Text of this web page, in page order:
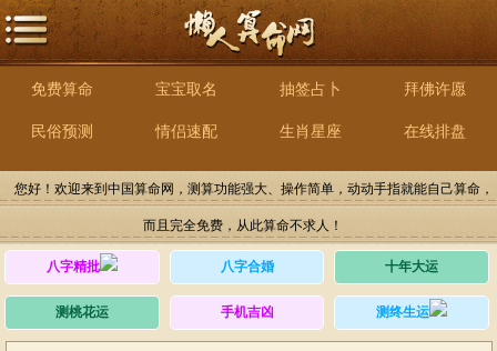
免费算命 宝宝取名 抽签占卜 拜佛许愿
民俗预测 情侣速配 生肖星座 在线排盘
您好！欢迎来到中国算命网，测算功能强大、操作简单，动动手指就能自己算命，
而且完全免费，从此算命不求人！
八字精批 八字合婚 十年大运
测桃花运 手机吉凶 测终生运